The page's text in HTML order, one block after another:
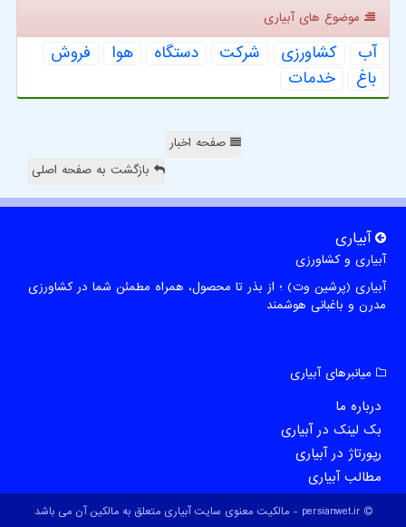
موضوع های آبیاری
آب كشاورزی شركت دستگاه هوا
فروش
باغ
خدمات
صفحه اخبار
بازگشت به صفحه اصلی
آبیاری
آبیاری و کشاورزی
آبیاری (پرشین وت) ؛ از بذر تا محصول، همراه مطمئن شما در کشاورزی
مدرن و باغبانی هوشمند
میانبرهای آبیاری
درباره ما
بک لینک در آبیاری
رپورتاژ در آبیاری
مطالب آبیاری